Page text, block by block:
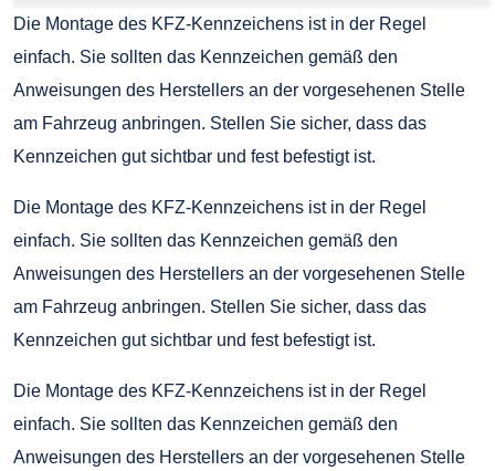
Die Montage des KFZ-Kennzeichens ist in der Regel
einfach. Sie sollten das Kennzeichen gemäß den
Anweisungen des Herstellers an der vorgesehenen Stelle
am Fahrzeug anbringen. Stellen Sie sicher, dass das
Kennzeichen gut sichtbar und fest befestigt ist.
Die Montage des KFZ-Kennzeichens ist in der Regel
einfach. Sie sollten das Kennzeichen gemäß den
Anweisungen des Herstellers an der vorgesehenen Stelle
am Fahrzeug anbringen. Stellen Sie sicher, dass das
Kennzeichen gut sichtbar und fest befestigt ist.
Die Montage des KFZ-Kennzeichens ist in der Regel
einfach. Sie sollten das Kennzeichen gemäß den
Anweisungen des Herstellers an der vorgesehenen Stelle